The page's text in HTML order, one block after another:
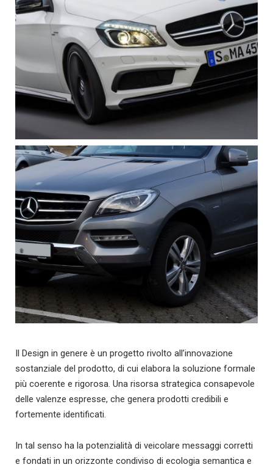
Il Design in genere è un progetto rivolto all’innovazione
sostanziale del prodotto, di cui elabora la soluzione formale
più coerente e rigorosa. Una risorsa strategica consapevole
delle valenze espresse, che genera prodotti credibili e
fortemente identificati.
In tal senso ha la potenzialità di veicolare messaggi corretti
e fondati in un orizzonte condiviso di ecologia semantica e